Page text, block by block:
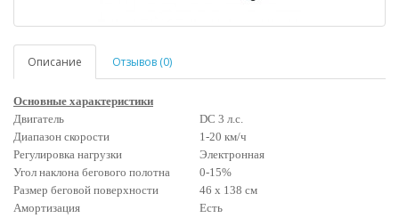
Описание Отзывов (0)
Основные характеристики
Двигатель
DC 3 л.с.
Диапазон скорости
1-20 км/ч
Регулировка нагрузки
Электронная
Угол наклона бегового полотна
0-15%
Размер беговой поверхности
46 х 138 см
Амортизация
Есть